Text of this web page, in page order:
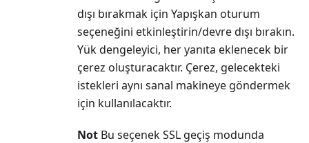
dışı bırakmak için Yapışkan oturum
seçeneğini etkinleştirin/devre dışı bırakın.
Yük dengeleyici, her yanıta eklenecek bir
çerez oluşturacaktır. Çerez, gelecekteki
istekleri aynı sanal makineye göndermek
için kullanılacaktır.
Not Bu seçenek SSL geçiş modunda